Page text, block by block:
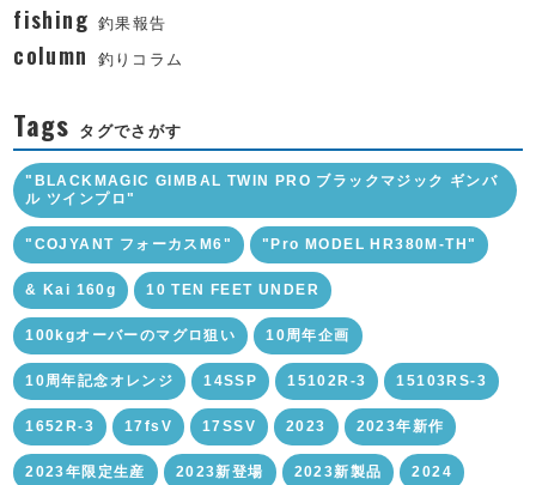
fishing 釣果報告
column 釣りコラム
Tags タグでさがす
"BLACKMAGIC GIMBAL TWIN PRO ブラックマジック ギンバ
ル ツインプロ"
"COJYANT フォーカスM6" "Pro MODEL HR380M-TH"
& Kai 160g 10 TEN FEET UNDER
100kgオーバーのマグロ狙い 10周年企画
10周年記念オレンジ 14SSP 15102R-3 15103RS-3
1652R-3 17fsV 17SSV 2023 2023年新作
2023年限定生産 2023新登場 2023新製品 2024